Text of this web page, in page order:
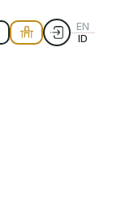
EN
ID